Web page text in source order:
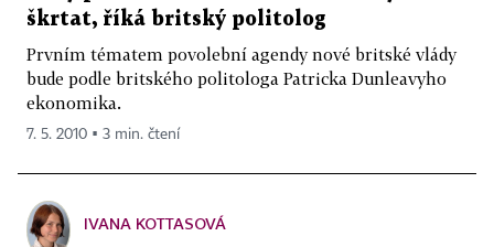
škrtat, říká britský politolog
Prvním tématem povolební agendy nové britské vlády
bude podle britského politologa Patricka Dunleavyho
ekonomika.
7. 5. 2010 ▪ 3 min. čtení
IVANA KOTTASOVÁ